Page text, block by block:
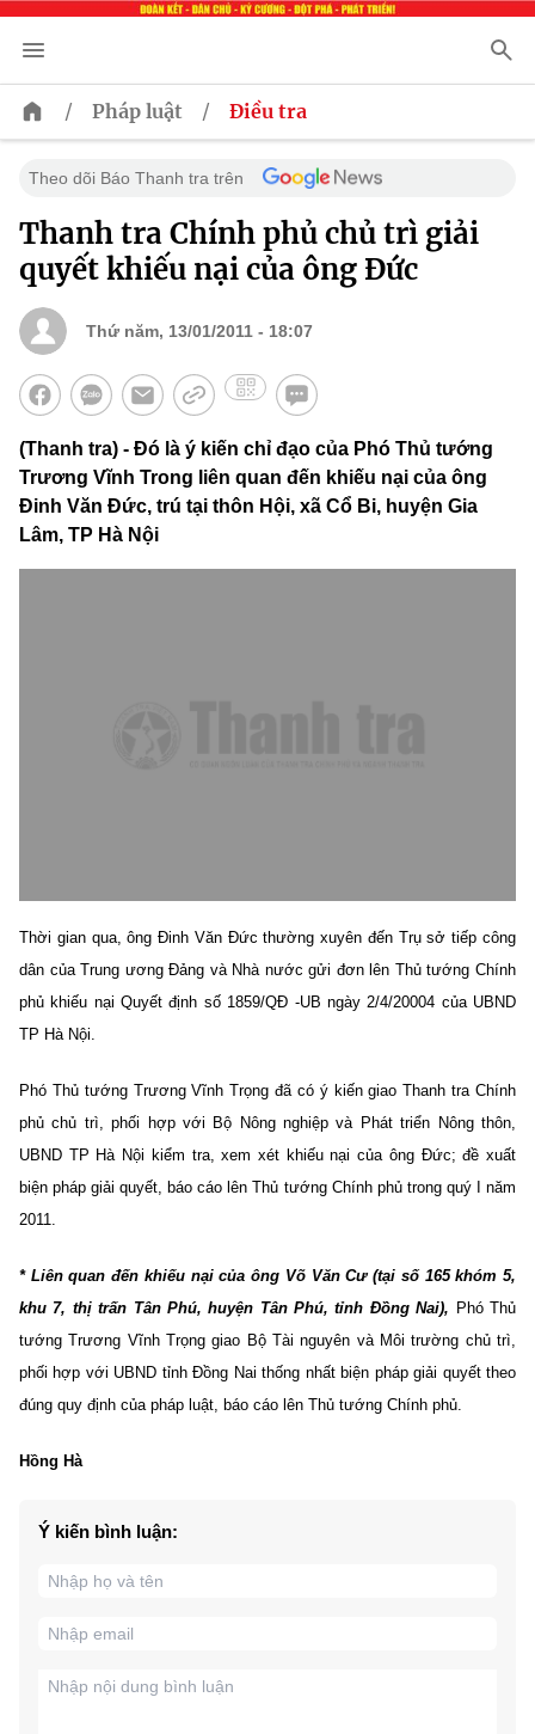
/ Pháp luật / Điều tra
Theo dõi Báo Thanh tra trên
Thanh tra Chính phủ chủ trì giải
quyết khiếu nại của ông Đức
Thứ năm, 13/01/2011 - 18:07
(Thanh tra) - Đó là ý kiến chỉ đạo của Phó Thủ tướng
Trương Vĩnh Trong liên quan đến khiếu nại của ông
Đinh Văn Đức, trú tại thôn Hội, xã Cổ Bi, huyện Gia
Lâm, TP Hà Nội
Thời gian qua, ông Đinh Văn Đức thường xuyên đến Trụ sở tiếp công
dân của Trung ương Đảng và Nhà nước gửi đơn lên Thủ tướng Chính
phủ khiếu nại Quyết định số 1859/QĐ -UB ngày 2/4/20004 của UBND
TP Hà Nội.
Phó Thủ tướng Trương Vĩnh Trọng đã có ý kiến giao Thanh tra Chính
phủ chủ trì, phối hợp với Bộ Nông nghiệp và Phát triển Nông thôn,
UBND TP Hà Nội kiểm tra, xem xét khiếu nại của ông Đức; đề xuất
biện pháp giải quyết, báo cáo lên Thủ tướng Chính phủ trong quý I năm
2011.
* Liên quan đến khiếu nại của ông Võ Văn Cư (tại số 165 khóm 5,
khu 7, thị trấn Tân Phú, huyện Tân Phú, tỉnh Đồng Nai), Phó Thủ
tướng Trương Vĩnh Trọng giao Bộ Tài nguyên và Môi trường chủ trì,
phối hợp với UBND tỉnh Đồng Nai thống nhất biện pháp giải quyết theo
đúng quy định của pháp luật, báo cáo lên Thủ tướng Chính phủ.
Hồng Hà
Ý kiến bình luận: